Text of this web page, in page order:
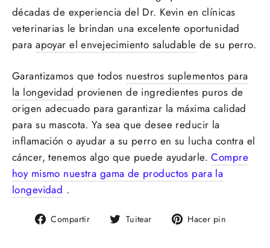
décadas de experiencia del Dr. Kevin en clínicas
veterinarias le brindan una excelente oportunidad
paraapoyar el envejecimiento saludable de su perro.
Garantizamos que todos nuestros suplementos para
la longevidad provienen de ingredientes puros de
origen adecuado para garantizar la máxima calidad
para su mascota. Ya sea que desee reducir la
inflamación o ayudar a su perro en su lucha contra el
cáncer, tenemos algo que puede ayudarle. Compre
hoy mismo nuestra gama de productos para la
longevidad .
Compartir
Compartir
Tuitear
Tuitear Hacer pin